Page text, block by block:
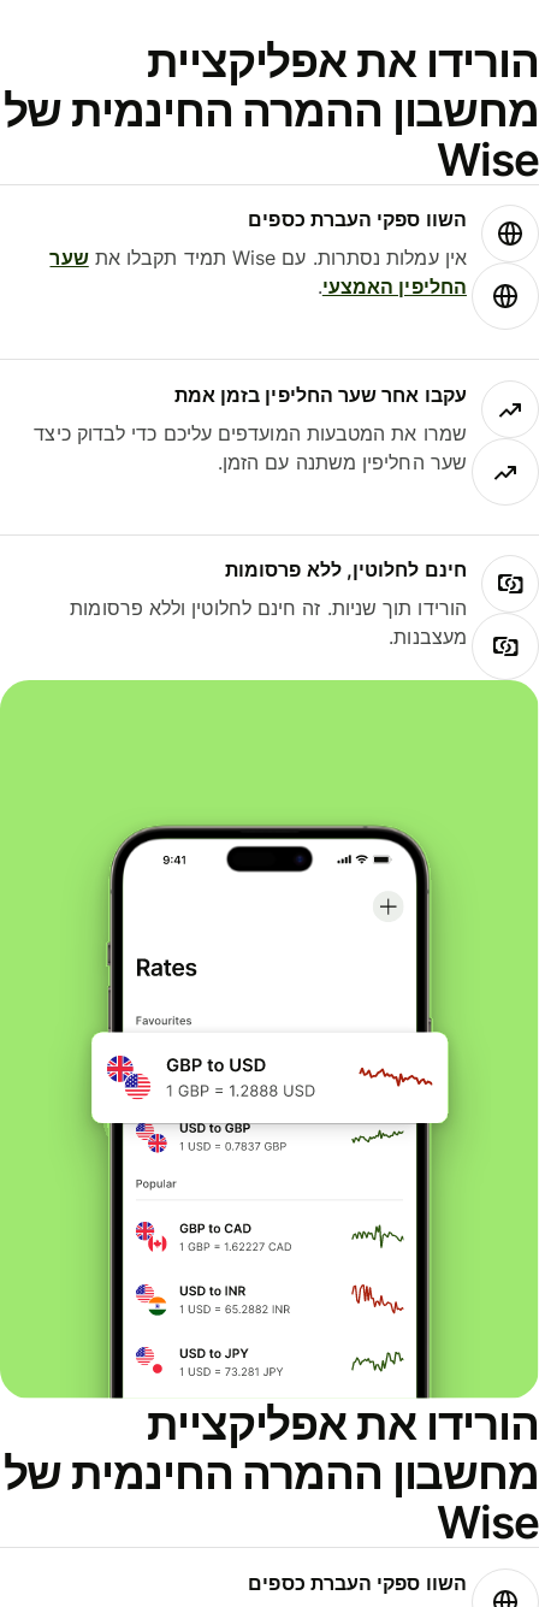
את אפליקציית
ההמרה החינמית של
השוו ספקי העברת כספים
אין עמלות נסתרות. עם Wise תמיד תקבלו את
שער
החליפין האמצעי.
עקבו אחר שער החליפין בזמן אמת
שמרו את המטבעות המועדפים עליכם כדי לבדוק כיצד
שער החליפין משתנה עם הזמן.
חינם לחלוטין, ללא פרסומות
הורידו תוך שניות. זה חינם לחלוטין וללא פרסומות
מעצבנות.
את אפליקציית
ההמרה החינמית של
השוו ספקי העברת כספים